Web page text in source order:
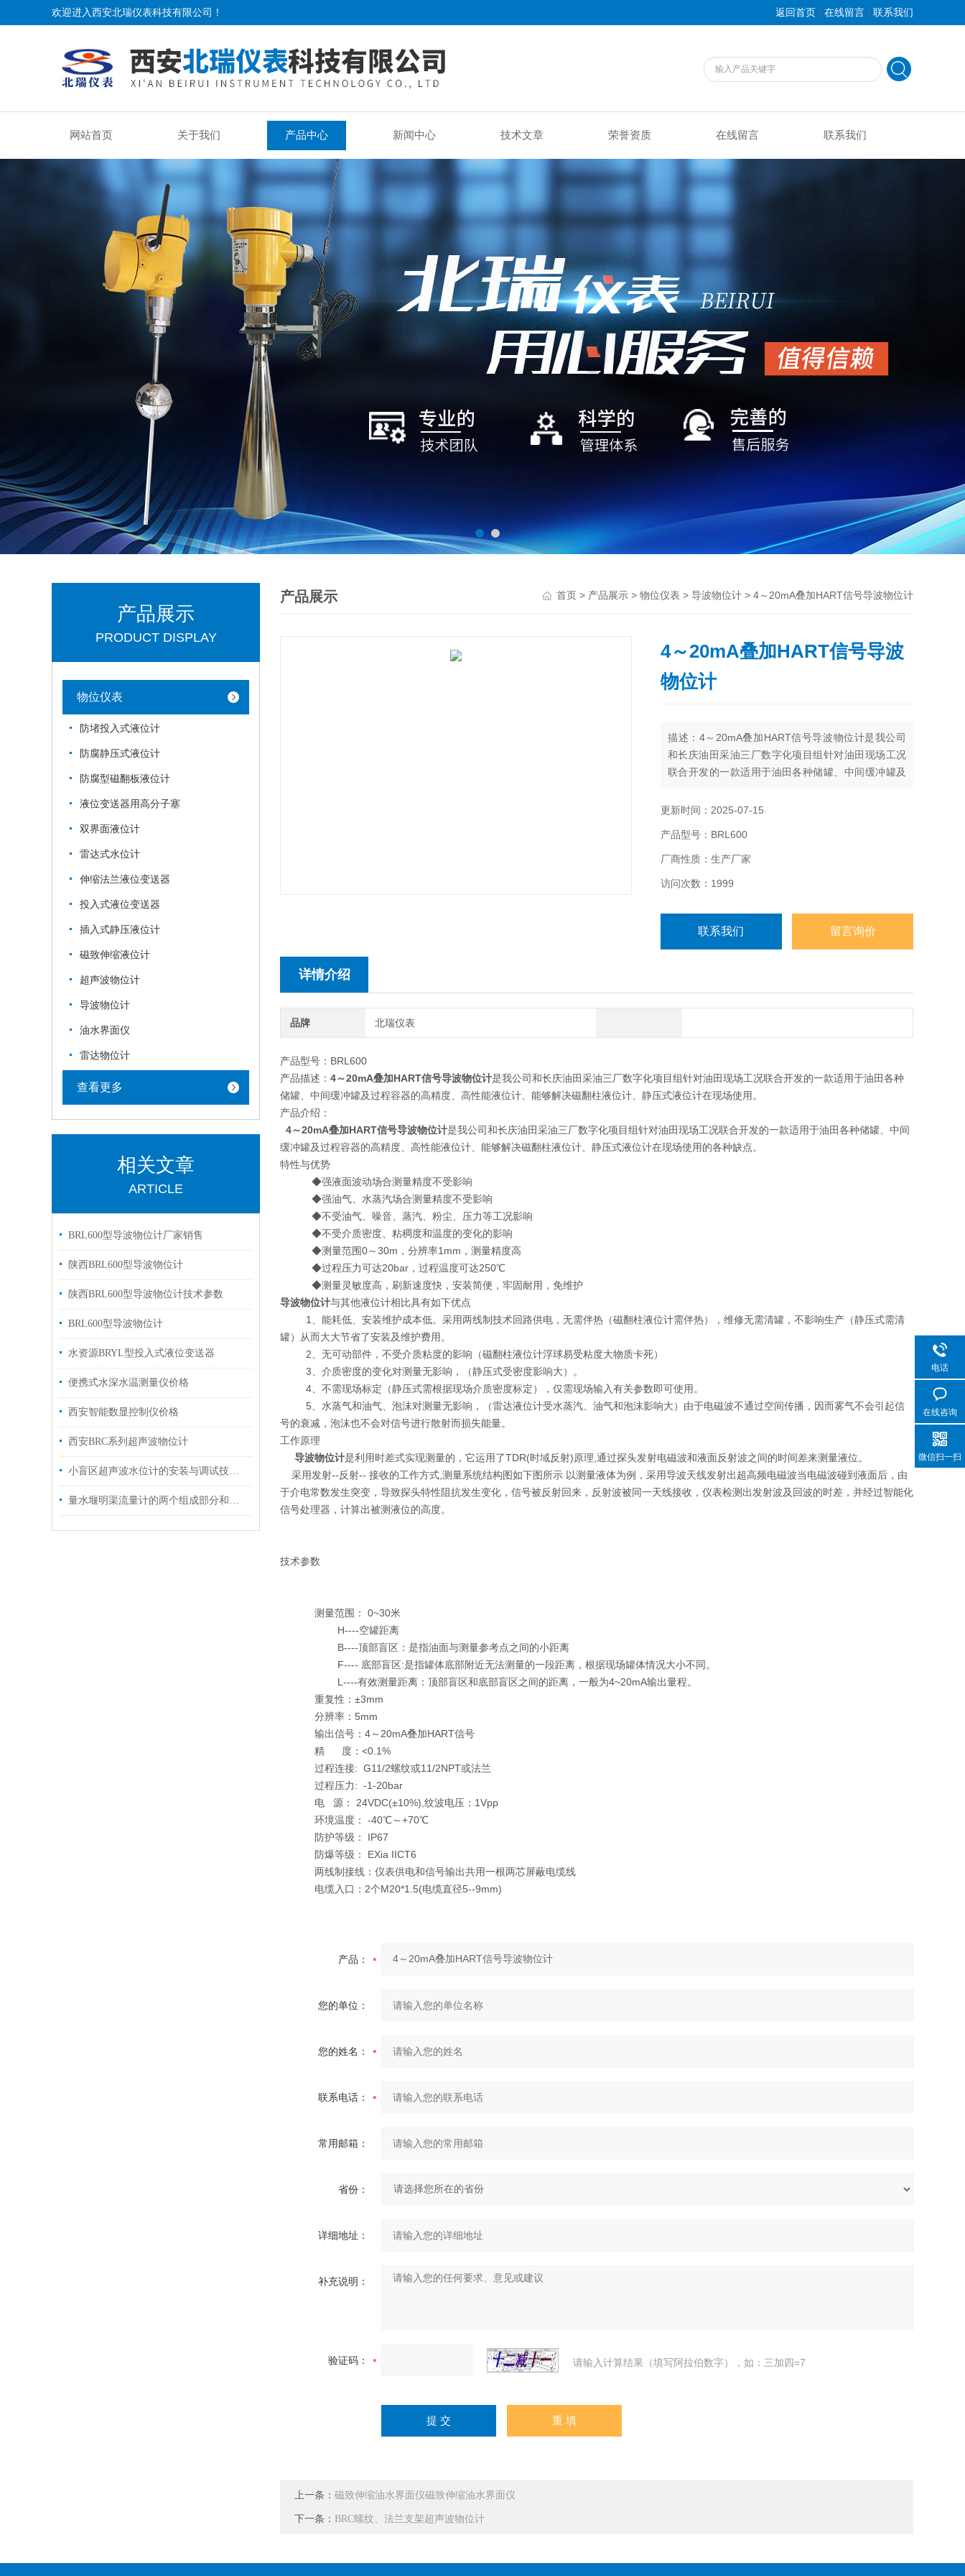
欢迎进入西安北瑞仪表科技有限公司！ 返回首页 | 在线留言 | 联系我们
网站首页 关于我们 产品中心 新闻中心 技术文章 荣誉资质 在线留言 联系我们
产品展示
PRODUCT DISPLAY
物位仪表
防堵投入式液位计
防腐静压式液位计
防腐型磁翻板液位计
液位变送器用高分子塞
双界面液位计
雷达式水位计
伸缩法兰液位变送器
投入式液位变送器
插入式静压液位计
磁致伸缩液位计
超声波物位计
导波物位计
油水界面仪
雷达物位计
查看更多
相关文章
ARTICLE
BRL600型导波物位计厂家销售
陕西BRL600型导波物位计
陕西BRL600型导波物位计技术参数
BRL600型导波物位计
水资源BRYL型投入式液位变送器
便携式水深水温测量仪价格
西安智能数显控制仪价格
西安BRC系列超声波物位计
小盲区超声波水位计的安装与调试技巧分析
量水堰明渠流量计的两个组成部分和产品特点介绍
产品展示 首页 > 产品展示 > 物位仪表 > 导波物位计 > 4～20mA叠加HART信号导波物位计
4～20mA叠加HART信号导波
物位计
描述：4～20mA叠加HART信号导波物位计是我公司
和长庆油田采油三厂数字化项目组针对油田现场工况
联合开发的一款适用于油田各种储罐、中间缓冲罐及
液位计、静压式液位计在现场使用。
更新时间：2025-07-15
产品型号：BRL600
厂商性质：生产厂家
访问次数：1999
联系我们 留言询价
详情介绍
品牌 北瑞仪表
产品型号：BRL600
产品描述： 4～20mA叠加HART信号导波物位计是我公司和长庆油田采油三厂数字化项目组针对油田现场工况联合开发的一款适用于油田各种
储罐、中间缓冲罐及过程容器的高精度、高性能液位计、能够解决磁翻柱液位计、静压式液位计在现场使用。
产品介绍：
4～20mA叠加HART信号导波物位计是我公司和长庆油田采油三厂数字化项目组针对油田现场工况联合开发的一款适用于油田各种储罐、中间
缓冲罐及过程容器的高精度、高性能液位计、能够解决磁翻柱液位计、静压式液位计在现场使用的各种缺点。
特性与优势
◆强液面波动场合测量精度不受影响
◆强油气、水蒸汽场合测量精度不受影响
◆不受油气、噪音、蒸汽、粉尘、压力等工况影响
◆不受介质密度、粘稠度和温度的变化的影响
◆测量范围0～30m，分辨率1mm，测量精度高
◆过程压力可达20bar，过程温度可达250℃
◆测量灵敏度高，刷新速度快，安装简便，牢固耐用，免维护
导波物位计与其他液位计相比具有如下优点
1、能耗低、安装维护成本低。采用两线制技术回路供电，无需伴热（磁翻柱液位计需伴热），维修无需清罐，不影响生产（静压式需清
罐）从而大大节省了安装及维护费用。
2、无可动部件，不受介质粘度的影响（磁翻柱液位计浮球易受粘度大物质卡死）
3、介质密度的变化对测量无影响，（静压式受密度影响大）。
4、不需现场标定（静压式需根据现场介质密度标定），仅需现场输入有关参数即可使用。
5、水蒸气和油气、泡沫对测量无影响，（雷达液位计受水蒸汽、油气和泡沫影响大）由于电磁波不通过空间传播，因而雾气不会引起信
号的衰减，泡沫也不会对信号进行散射而损失能量。
工作原理
导波物位计是利用时差式实现测量的，它运用了TDR(时域反射)原理,通过探头发射电磁波和液面反射波之间的时间差来测量液位。
采用发射--反射-- 接收的工作方式,测量系统结构图如下图所示 以测量液体为例，采用导波天线发射出超高频电磁波当电磁波碰到液面后，由
于介电常数发生突变，导致探头特性阻抗发生变化，信号被反射回来，反射波被同一天线接收，仪表检测出发射波及回波的时差，并经过智能化
信号处理器，计算出被测液位的高度。
技术参数
测量范围： 0~30米
H----空罐距离
B----顶部盲区：是指油面与测量参考点之间的小距离
F---- 底部盲区:是指罐体底部附近无法测量的一段距离，根据现场罐体情况大小不同。
L----有效测量距离：顶部盲区和底部盲区之间的距离，一般为4~20mA输出量程。
重复性：±3mm
分辨率：5mm
输出信号：4～20mA叠加HART信号
精 度：<0.1%
过程连接: G11/2螺纹或11/2NPT或法兰
过程压力: -1-20bar
电 源： 24VDC(±10%),纹波电压：1Vpp
环境温度： -40℃～+70℃
防护等级： IP67
防爆等级： EXia IICT6
两线制接线：仪表供电和信号输出共用一根两芯屏蔽电缆线
电缆入口：2个M20*1.5(电缆直径5--9mm)
产品：
您的单位：
您的姓名：
联系电话：
常用邮箱：
省份：
详细地址：
补充说明：
验证码： 请输入计算结果（填写阿拉伯数字），如：三加四=7
上一条： 磁致伸缩油水界面仪磁致伸缩油水界面仪
下一条： BRC螺纹、法兰支架超声波物位计
电话
在线咨询
微信扫一扫